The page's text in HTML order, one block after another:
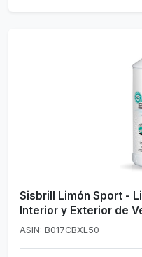
Sisbrill Limón Sport -
Interior y Exterior de
ASIN: B017CBXL50